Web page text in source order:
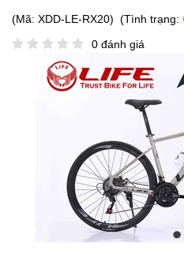
(Mã: XDD-LE-RX20) (Tình trạng:
0 đánh giá